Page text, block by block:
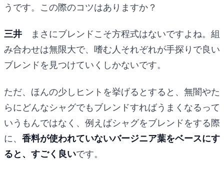
うです。この際のコツはありますか？
三井 まさにブレンドこそ方程式はないですよね。組
み合わせは無限大で、嗜む人それぞれが手探りで良い
ブレンドを見つけていくしかないです。
ただ、ほんの少しヒントを挙げるとすると、無闇やた
らにどんなシャグでもブレンドすればうまくなるって
いうもんではなく、例えばシャグをブレンドをする際
に、 香料が使われていないバージニア葉をベースにす
ると、すごく良いです。